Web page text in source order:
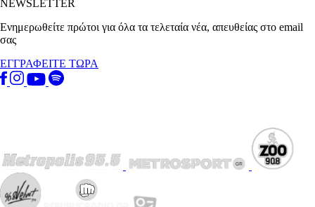
NEWSLETTER
Ενημερωθείτε πρώτοι για όλα τα τελεταία νέα, απευθείας στο email
σας
ΕΓΓΡΑΦΕΙΤΕ ΤΩΡΑ